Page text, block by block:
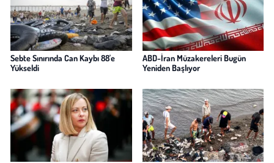
Sebte Sınırında Can Kaybı 88'e
Yükseldi
ABD-İran Müzakereleri Bugün
Yeniden Başlıyor